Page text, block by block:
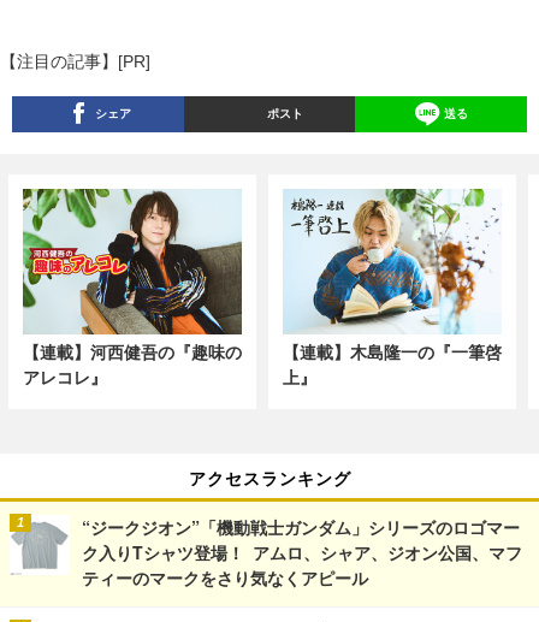
【注目の記事】[PR]
シェア ポスト 送る
【連載】河西健吾の『趣味の
アレコレ』
【連載】木島隆一の『一筆啓
上』
アクセスランキング
“ジークジオン”「機動戦士ガンダム」シリーズのロゴマー
ク入りTシャツ登場！ アムロ、シャア、ジオン公国、マフ
ティーのマークをさり気なくアピール